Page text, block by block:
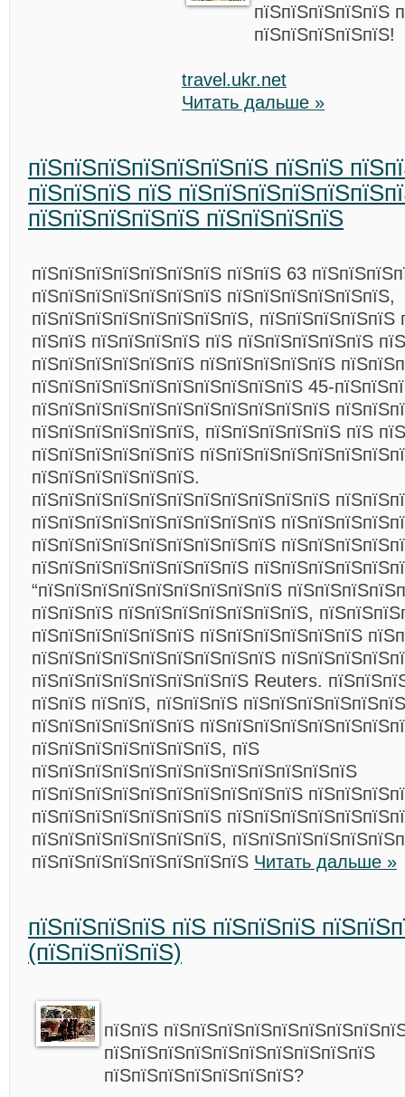
пїЅпїЅпїЅпїЅпїЅ
пїЅпїЅпїЅпїЅпїЅ!
travel.ukr.net
Читать дальше »
пїЅпїЅпїЅпїЅпїЅпїЅпїЅ пїЅпїЅ
пїЅпїЅпїЅ пїЅ
пїЅпїЅпїЅпїЅпїЅ пїЅпїЅпїЅпїЅ
пїЅпїЅпїЅпїЅпїЅпїЅпїЅ пїЅпїЅ 63
пїЅпїЅпїЅпїЅпїЅпїЅпїЅ пїЅпїЅпїЅпїЅпїЅпїЅ,
пїЅпїЅпїЅпїЅпїЅпїЅпїЅпїЅ, пїЅпїЅпїЅпїЅпїЅ
пїЅпїЅ пїЅпїЅпїЅпїЅ пїЅ пїЅпїЅпїЅпїЅпїЅ
пїЅпїЅпїЅпїЅпїЅпїЅ пїЅпїЅпїЅпїЅпїЅ
пїЅпїЅпїЅпїЅпїЅпїЅпїЅпїЅпїЅпїЅ 45-
пїЅпїЅпїЅпїЅпїЅпїЅпїЅпїЅпїЅпїЅпїЅ
пїЅпїЅпїЅпїЅпїЅпїЅ, пїЅпїЅпїЅпїЅпїЅ пїЅ
пїЅпїЅпїЅпїЅпїЅпїЅ
пїЅпїЅпїЅпїЅпїЅпїЅ.
пїЅпїЅпїЅпїЅпїЅпїЅпїЅпїЅпїЅпїЅпїЅ
пїЅпїЅпїЅпїЅпїЅпїЅпїЅпїЅпїЅ
пїЅпїЅпїЅпїЅпїЅпїЅпїЅпїЅпїЅ
пїЅпїЅпїЅпїЅпїЅпїЅпїЅпїЅ
“пїЅпїЅпїЅпїЅпїЅпїЅпїЅпїЅпїЅ
пїЅпїЅпїЅ пїЅпїЅпїЅпїЅпїЅпїЅпїЅ,
пїЅпїЅпїЅпїЅпїЅпїЅ пїЅпїЅпїЅпїЅпїЅпїЅ
пїЅпїЅпїЅпїЅпїЅпїЅпїЅпїЅпїЅ
пїЅпїЅпїЅпїЅпїЅпїЅпїЅпїЅ Reuters.
пїЅпїЅ пїЅпїЅ, пїЅпїЅпїЅ
пїЅпїЅпїЅпїЅпїЅпїЅ
пїЅпїЅпїЅпїЅпїЅпїЅпїЅ, пїЅ
пїЅпїЅпїЅпїЅпїЅпїЅпїЅпїЅпїЅпїЅпїЅпїЅ
пїЅпїЅпїЅпїЅпїЅпїЅпїЅпїЅпїЅпїЅ
пїЅпїЅпїЅпїЅпїЅпїЅпїЅ
пїЅпїЅпїЅпїЅпїЅпїЅпїЅ,
пїЅпїЅпїЅпїЅпїЅпїЅпїЅпїЅ Читать дальше »
пїЅпїЅпїЅпїЅ пїЅ пїЅпїЅпїЅ
(пїЅпїЅпїЅпїЅ)
пїЅпїЅ
пїЅпїЅпїЅпїЅпїЅпїЅпїЅпїЅпїЅпїЅ
пїЅпїЅпїЅпїЅпїЅпїЅпїЅ?